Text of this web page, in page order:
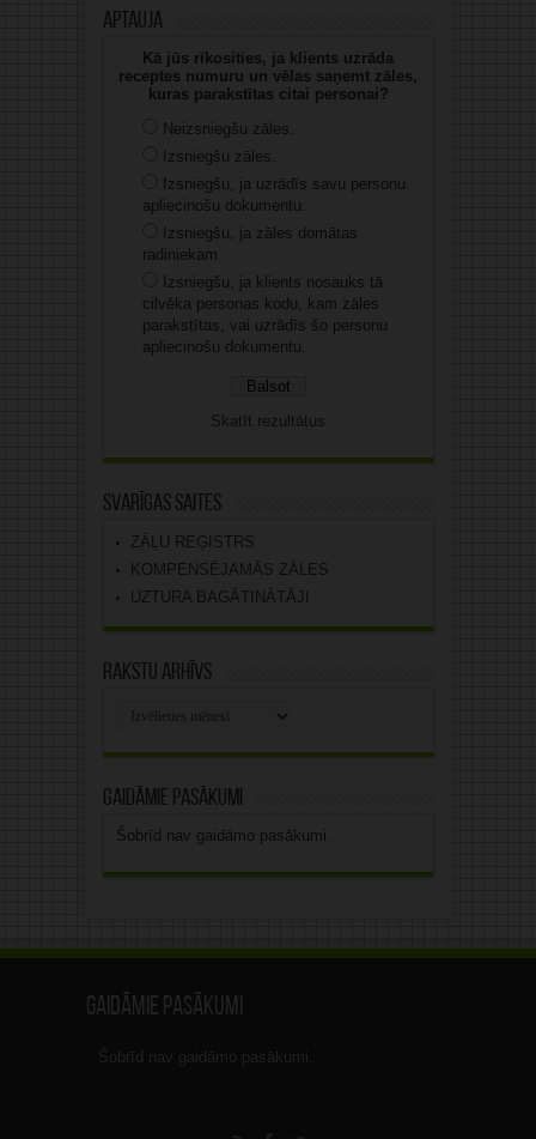
Aptauja
Kā jūs rīkosities, ja klients uzrāda
receptes numuru un vēlas saņemt zāles,
kuras parakstītas citai personai?
Neizsniegšu zāles.
Izsniegšu zāles.
Izsniegšu, ja uzrādīs savu personu
apliecinošu dokumentu.
Izsniegšu, ja zāles domātas
radiniekam.
Izsniegšu, ja klients nosauks tā
cilvēka personas kodu, kam zāles
parakstītas, vai uzrādīs šo personu
apliecinošu dokumentu.
Skatīt rezultātus
Svarīgas saites
ZĀĻU REĢISTRS
KOMPENSĒJAMĀS ZĀLES
UZTURA BAGĀTINĀTĀJI
Rakstu arhīvs
Gaidāmie pasākumi
Šobrīd nav gaidāmo pasākumi.
Gaidāmie pasākumi
Šobrīd nav gaidāmo pasākumi.